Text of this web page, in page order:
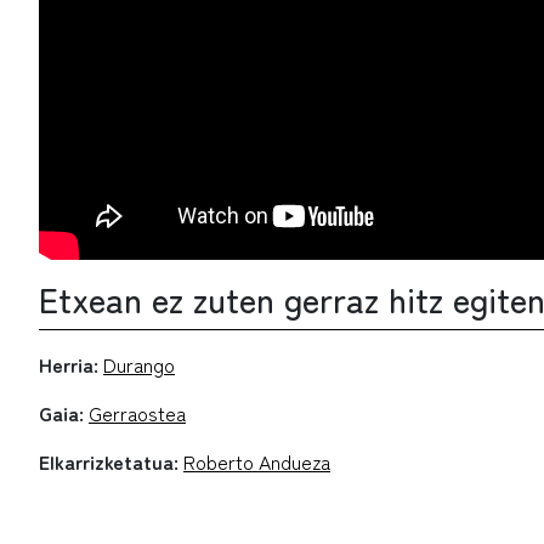
Etxean ez zuten gerraz hitz egiten
Herria: Durango
Gaia: Gerraostea
Elkarrizketatua: Roberto Andueza